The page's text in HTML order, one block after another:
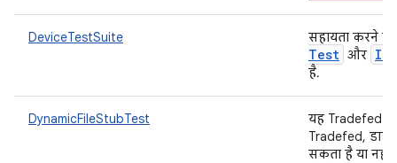
DeviceTestSuite सहायता करने
Test और
है.
DynamicFileStubTest
यह Tradefed
Tradefed,
सकता है या नहीं.